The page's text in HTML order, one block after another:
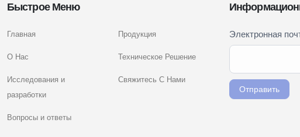
Быстрое Меню
Главная
О Нас
Исследования и
разработки
Вопросы и ответы
Продукция
Техническое Решение
Свяжитесь С Нами
Newsletter
Signup
Электронная
Отправить
Если вы
человек,
это поле
пустым.